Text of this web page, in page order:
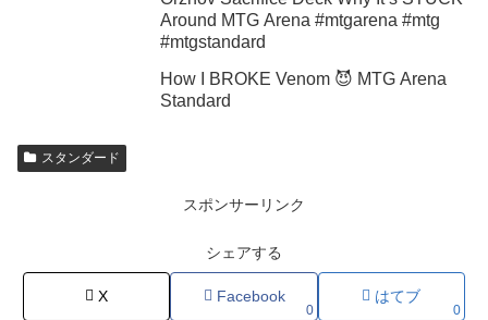
Around MTG Arena #mtgarena #mtg
#mtgstandard
How I BROKE Venom 😈 MTG Arena
Standard
スタンダード
スポンサーリンク
シェアする
X Facebook
0
はてブ
0